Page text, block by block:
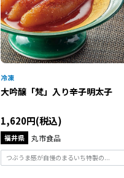
大吟醸「梵」入り辛子明太子
1,620円(税込)
福井県 丸市食品
つぶうま感が自慢のまるいち特製の...